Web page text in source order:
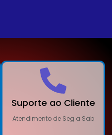
Suporte ao Cliente
Atendimento de Seg a Sab